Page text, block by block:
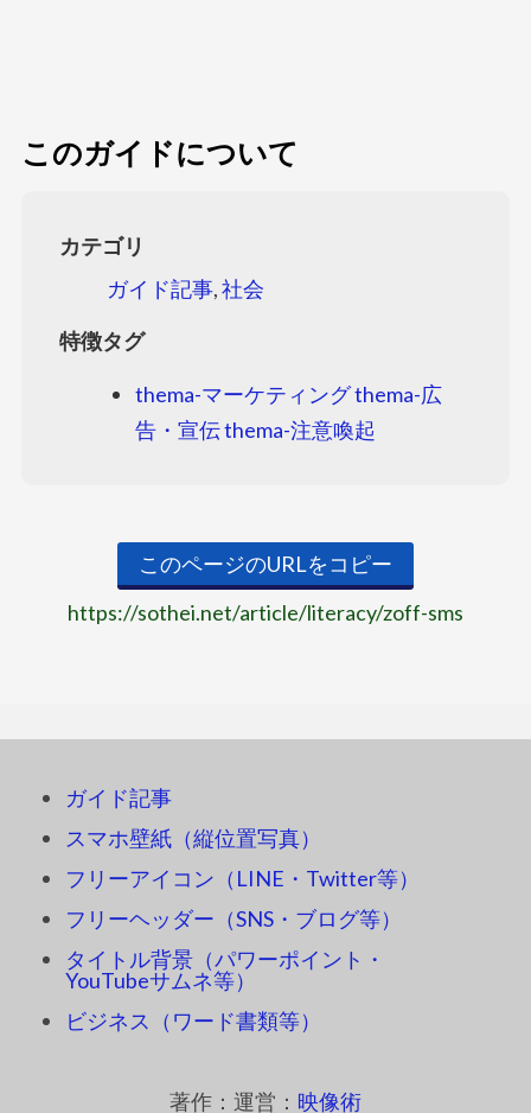
このガイドについて
カテゴリ
ガイド記事,社会
特徴タグ
thema-マーケティングthema-広
告・宣伝thema-注意喚起
このページのURLをコピー
https://sothei.net/article/literacy/zoff-sms
ガイド記事
スマホ壁紙（縦位置写真）
フリーアイコン（LINE・Twitter等）
フリーヘッダー（SNS・ブログ等）
タイトル背景（パワーポイント・
YouTubeサムネ等）
ビジネス（ワード書類等）
著作：運営： 映像術